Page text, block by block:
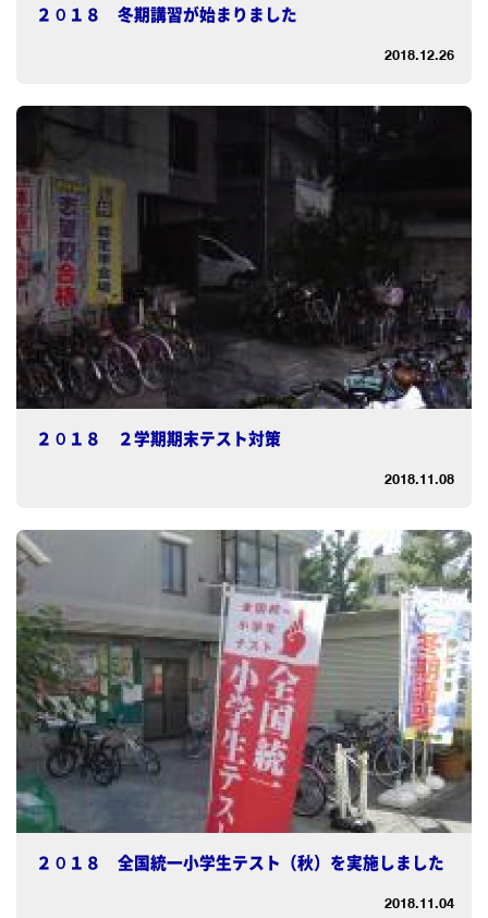
２０１８ 冬期講習が始まりました
2018.12.26
２０１８ ２学期期末テスト対策
2018.11.08
２０１８ 全国統一小学生テスト（秋）を実施しました
2018.11.04